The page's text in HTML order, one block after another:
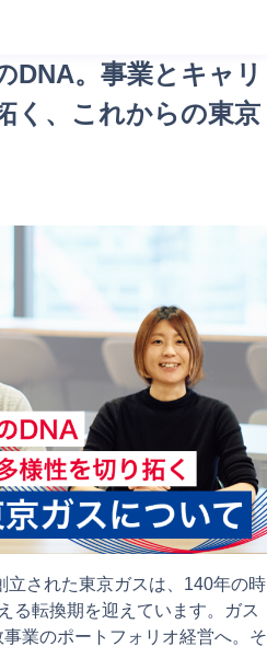
DNA。事業とキャリ
く、これからの東京
立された東京ガスは、140年の時
る転換期を迎えています。ガス
業のポートフォリオ経営へ。そ